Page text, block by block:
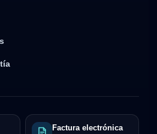
Factura electrónica